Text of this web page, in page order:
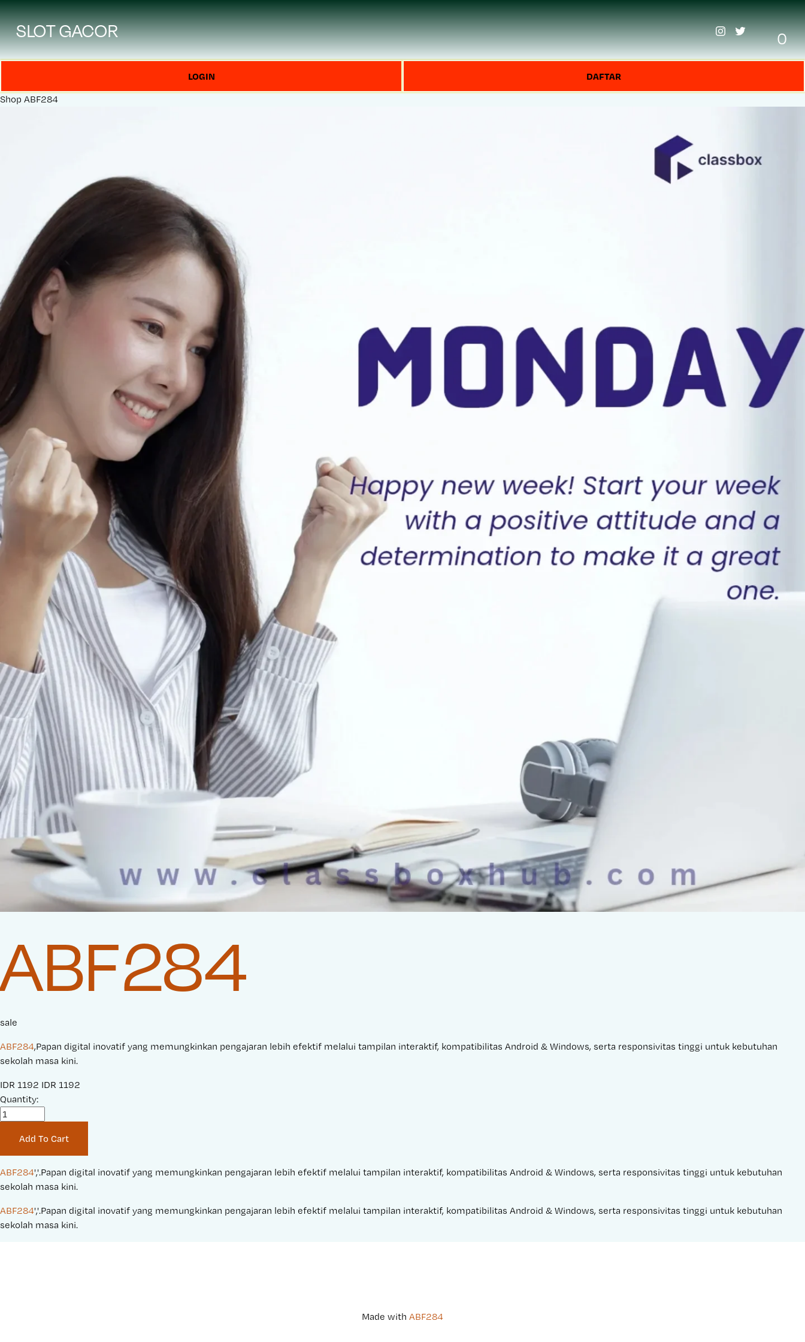
SLOT GACOR 0
LOGIN DAFTAR
Shop ABF284
ABF284
sale
ABF284,Papan digital inovatif yang memungkinkan pengajaran lebih efektif melalui tampilan interaktif, kompatibilitas Android & Windows, serta responsivitas tinggi untuk kebutuhan
sekolah masa kini.
S
a
r
i
c
:
IDR 1192 O
i
n
a
l
r
i
IDR 1192
Quantity:
Add To Cart
ABF284','.Papan digital inovatif yang memungkinkan pengajaran lebih efektif melalui tampilan interaktif, kompatibilitas Android & Windows, serta responsivitas tinggi untuk kebutuhan
sekolah masa kini.
ABF284','.Papan digital inovatif yang memungkinkan pengajaran lebih efektif melalui tampilan interaktif, kompatibilitas Android & Windows, serta responsivitas tinggi untuk kebutuhan
sekolah masa kini.
Made with ABF284